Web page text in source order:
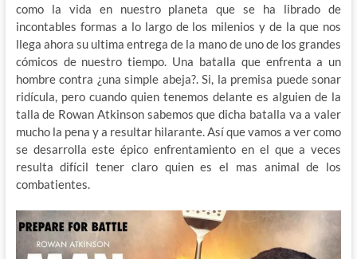
como la vida en nuestro planeta que se ha librado de
incontables formas a lo largo de los milenios y de la que nos
llega ahora su ultima entrega de la mano de uno de los grandes
cómicos de nuestro tiempo. Una batalla que enfrenta a un
hombre contra ¿una simple abeja?. Si, la premisa puede sonar
ridícula, pero cuando quien tenemos delante es alguien de la
talla de Rowan Atkinson sabemos que dicha batalla va a valer
mucho la pena y a resultar hilarante. Así que vamos a ver como
se desarrolla este épico enfrentamiento en el que a veces
resulta difícil tener claro quien es el mas animal de los
combatientes.